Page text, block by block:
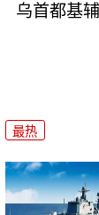
乌首都基
最热